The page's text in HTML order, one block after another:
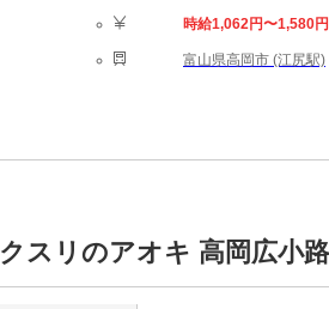
時給1,062円〜1,580円
富山県高岡市 (江尻駅)
クスリのアオキ 高岡広小